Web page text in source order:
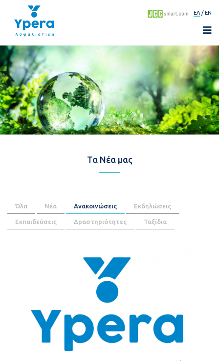
ΕΛ EN
Τα Νέα μας
Όλα Νέα Ανακοινώσεις Εκδηλώσεις
Εκπαιδεύσεις Δραστηριότητες Ταξίδια